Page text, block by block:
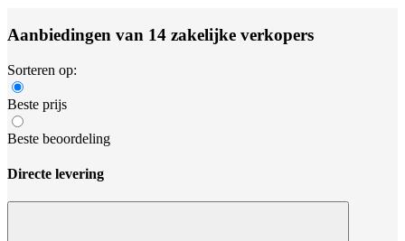
Aanbiedingen van 14 zakelijke verkopers
Sorteren op:
Beste prijs
Beste beoordeling
Directe levering